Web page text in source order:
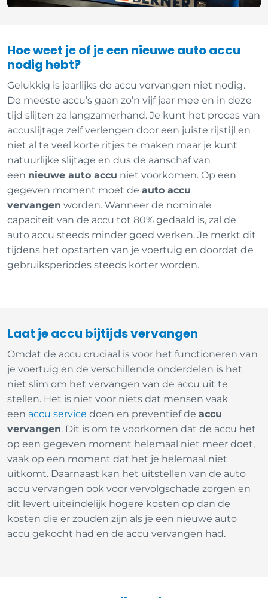
Hoe weet je of je een nieuwe auto accu
nodig hebt?
Gelukkig is jaarlijks de accu vervangen niet nodig.
De meeste accu’s gaan zo’n vijf jaar mee en in deze
tijd slijten ze langzamerhand. Je kunt het proces van
accuslijtage zelf verlengen door een juiste rijstijl en
niet al te veel korte ritjes te maken maar je kunt
natuurlijke slijtage en dus de aanschaf van
een nieuwe auto accu niet voorkomen. Op een
gegeven moment moet deauto accu
vervangen worden. Wanneer de nominale
capaciteit van de accu tot 80% gedaald is, zal de
auto accu steeds minder goed werken. Je merkt dit
tijdens het opstarten van je voertuig en doordat de
gebruiksperiodes steeds korter worden.
Laat je accu bijtijds vervangen
Omdat de accu cruciaal is voor het functioneren van
je voertuig en de verschillende onderdelen is het
niet slim om het vervangen van de accu uit te
stellen. Het is niet voor niets dat mensen vaak
een accu service doen en preventief deaccu
vervangen. Dit is om te voorkomen dat de accu het
op een gegeven moment helemaal niet meer doet,
vaak op een moment dat het je helemaal niet
uitkomt. Daarnaast kan het uitstellen van de auto
accu vervangen ook voor vervolgschade zorgen en
dit levert uiteindelijk hogere kosten op dan de
kosten die er zouden zijn als je een nieuwe auto
accu gekocht had en de accu vervangen had.